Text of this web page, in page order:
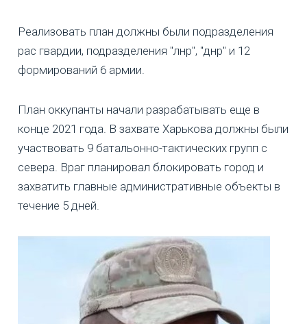
Реализовать план должны были подразделения
рас гвардии, подразделения "лнр", "днр" и 12
формирований 6 армии.
План оккупанты начали разрабатывать еще в
конце 2021 года. В захвате Харькова должны были
участвовать 9 батальонно-тактических групп с
севера. Враг планировал блокировать город и
захватить главные административные объекты в
течение 5 дней.